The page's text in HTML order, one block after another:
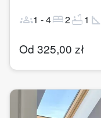
groups1 -4bed2bathtub1 square_foot
Od 325,00 zł